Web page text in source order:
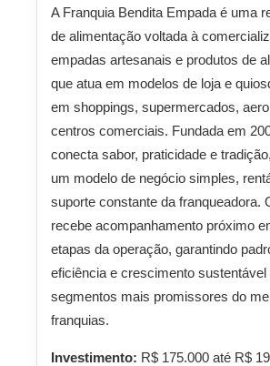
A Franquia Bendita Empada é uma
de alimentação voltada à
empadas artesanais e produtos de
que atua em modelos de loja e
em shoppings, supermercados,
centros comerciais. Fundada em
conecta sabor, praticidade e
um modelo de negócio simples,
suporte constante da franqueadora.
recebe acompanhamento próximo
etapas da operação, garantindo
eficiência e crescimento
segmentos mais promissores do
franquias.
Investimento: R$ 175.000 até R$